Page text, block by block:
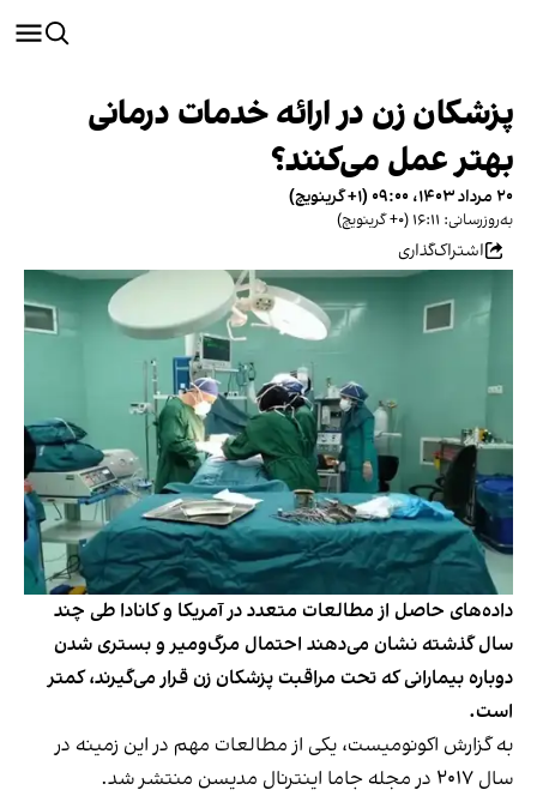
پزشکان زن در ارائه خدمات درمانی
بهتر عمل می‌کنند؟
۲۰ مرداد ۱۴۰۳، ۰۹:۰۰ (‎+۱ گرینویچ)
به‌روزرسانی: ۱۶:۱۱ (‎+۰ گرینویچ)
اشتراک‌گذاری
داده‌های حاصل از مطالعات متعدد در آمریکا و کانادا طی چند
سال گذشته نشان می‌دهند احتمال مرگ‌ومیر و بستری شدن
دوباره بیمارانی که تحت مراقبت پزشکان زن قرار می‌گیرند، کمتر
است.
به گزارش اکونومیست، یکی از مطالعات مهم در این زمینه در
سال ۲۰۱۷ در مجله جاما اینترنال مدیسن منتشر شد.